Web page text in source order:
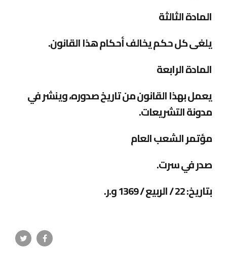
المادة الثالثة
يلغى كل حكم يخالف أحكام هذا القانون.
المادة الرابعة
يعمل بهذا القانون من تاريخ صدوره، وينشر في
مدونة التشريعات.
مؤتمر الشعب العام
صدر في سرت.
بتاريخ: 22 / الربيع / 1369 و.ر
.